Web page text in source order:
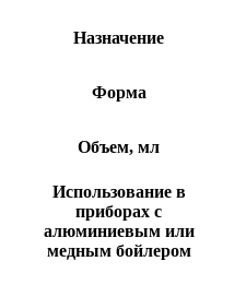
Назначение
Форма
Объем, мл
Использование в
приборах с
алюминиевым или
медным бойлером